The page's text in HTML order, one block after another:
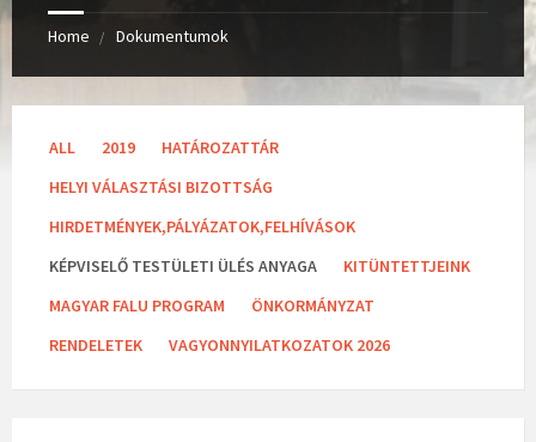
Home Dokumentumok
C
t
g
o
r
i
e
s
:
ALL 2019
HATÁROZATTÁR
HELYI VÁLASZTÁSI BIZOTTSÁG
HIRDETMÉNYEK,PÁLYÁZATOK,FELHÍVÁSOK
KÉPVISELŐ TESTÜLETI ÜLÉS ANYAGA
KITÜNTETTJEINK
MAGYAR FALU PROGRAM
ÖNKORMÁNYZAT
RENDELETEK
VAGYONNYILATKOZATOK 2026